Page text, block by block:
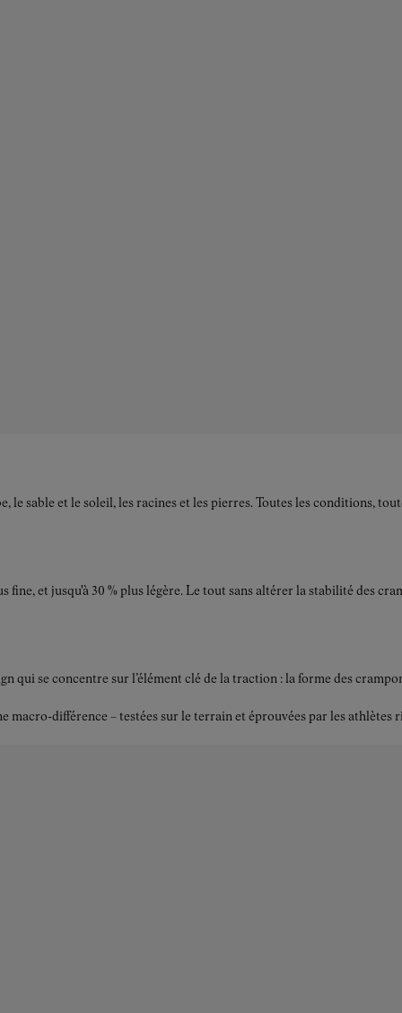
sable et le soleil, les racines et les pierres. Toutes les conditions,
fine, et jusqu'à 30 % plus légère. Le tout sans altérer la stabilité des
se concentre sur l’élément clé de la traction : la forme des
différence – testées sur le terrain et éprouvées par les athlètes